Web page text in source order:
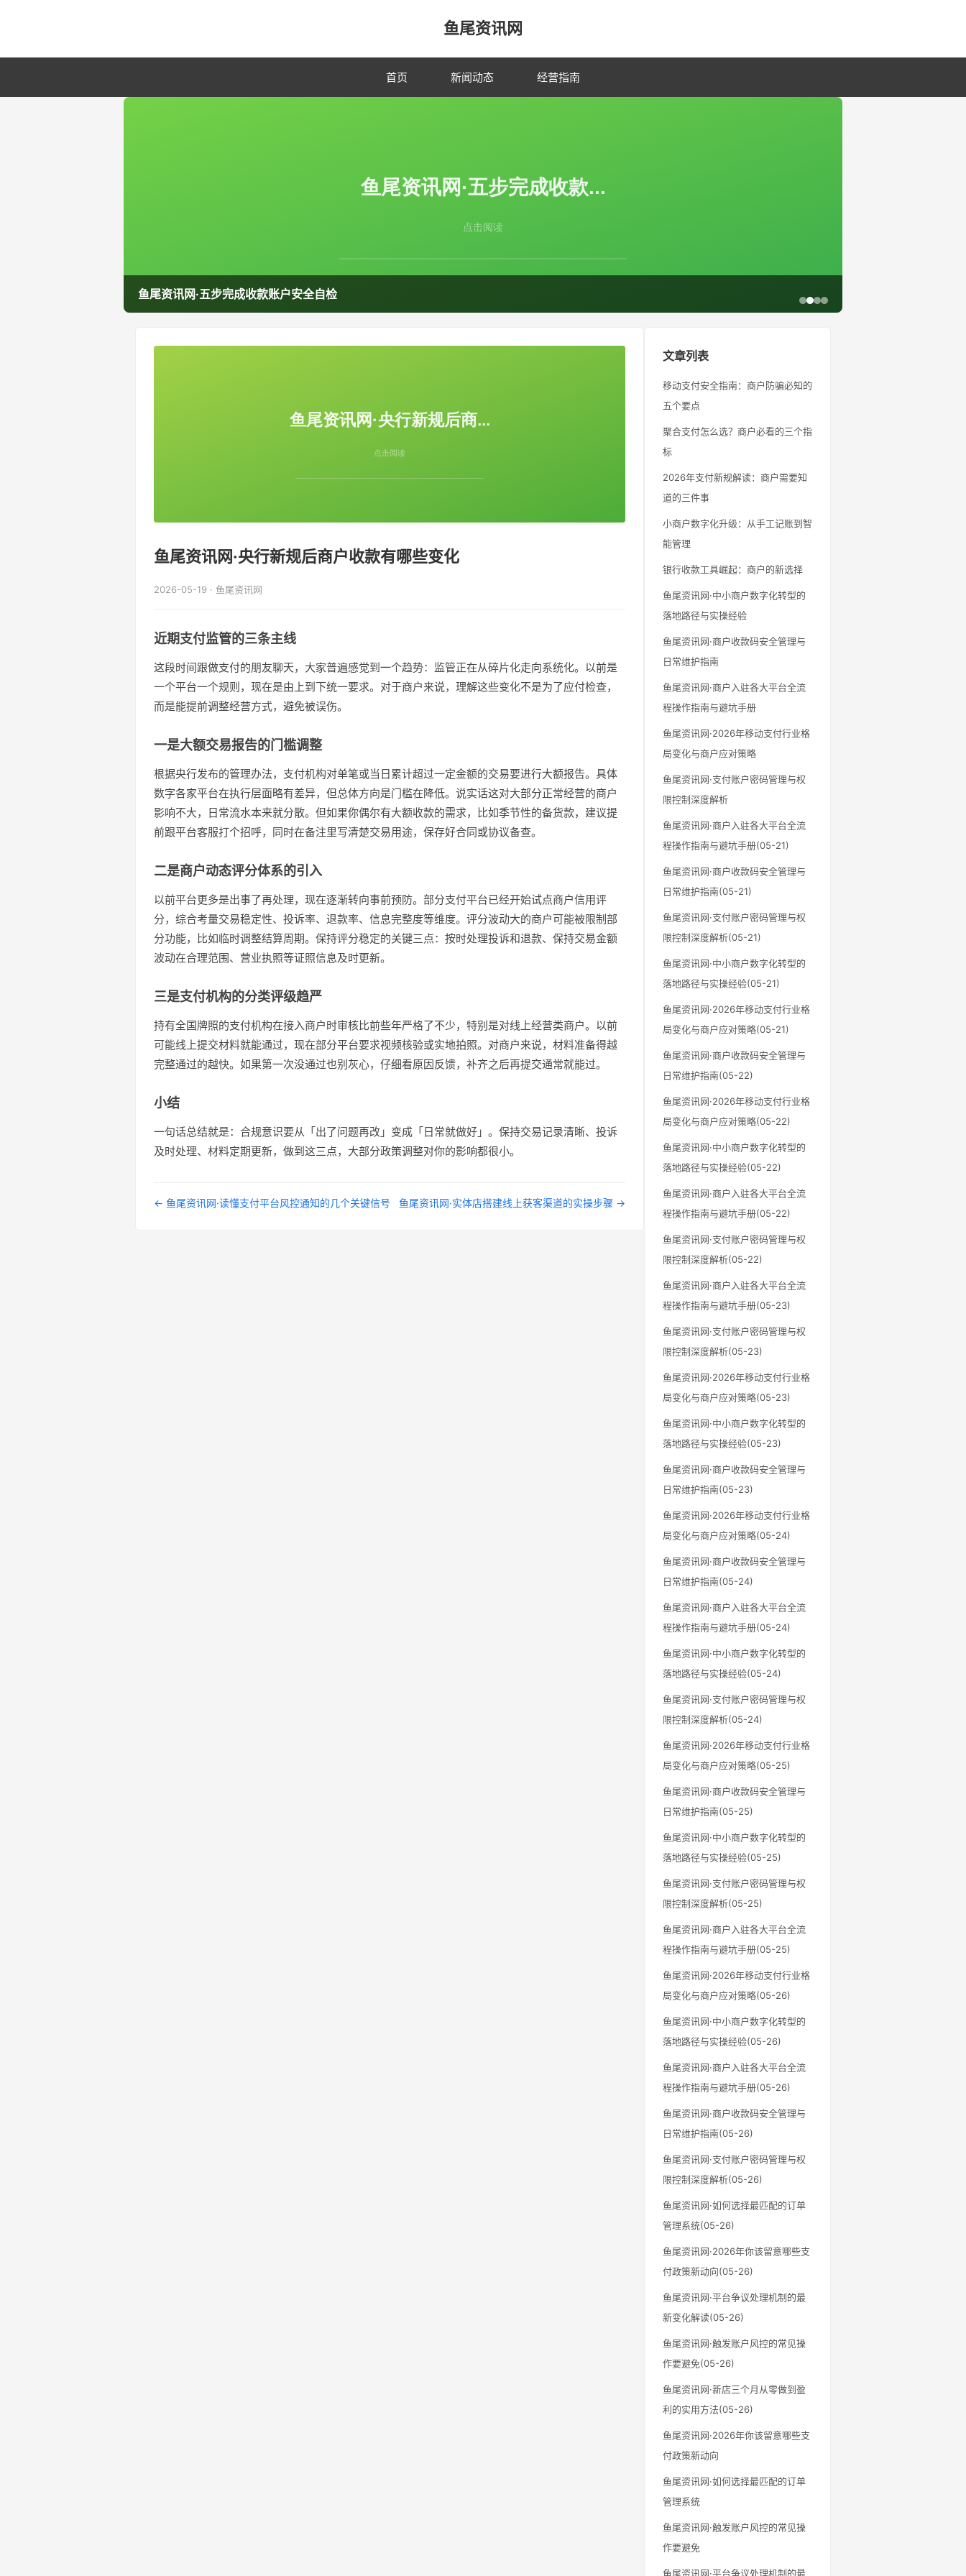
鱼尾资讯网
首页 新闻动态 经营指南
鱼尾资讯网·五步完成收款账户安全自检
鱼尾资讯网·央行新规后商户收款有哪些变化
2026-05-19 · 鱼尾资讯网
近期支付监管的三条主线
这段时间跟做支付的朋友聊天，大家普遍感觉到一个趋势：监管正在从碎片化走向系统化。以前是
一个平台一个规则，现在是由上到下统一要求。对于商户来说，理解这些变化不是为了应付检查，
而是能提前调整经营方式，避免被误伤。
一是大额交易报告的门槛调整
根据央行发布的管理办法，支付机构对单笔或当日累计超过一定金额的交易要进行大额报告。具体
数字各家平台在执行层面略有差异，但总体方向是门槛在降低。说实话这对大部分正常经营的商户
影响不大，日常流水本来就分散。但如果你偶尔有大额收款的需求，比如季节性的备货款，建议提
前跟平台客服打个招呼，同时在备注里写清楚交易用途，保存好合同或协议备查。
二是商户动态评分体系的引入
以前平台更多是出事了再处理，现在逐渐转向事前预防。部分支付平台已经开始试点商户信用评
分，综合考量交易稳定性、投诉率、退款率、信息完整度等维度。评分波动大的商户可能被限制部
分功能，比如临时调整结算周期。保持评分稳定的关键三点：按时处理投诉和退款、保持交易金额
波动在合理范围、营业执照等证照信息及时更新。
三是支付机构的分类评级趋严
持有全国牌照的支付机构在接入商户时审核比前些年严格了不少，特别是对线上经营类商户。以前
可能线上提交材料就能通过，现在部分平台要求视频核验或实地拍照。对商户来说，材料准备得越
完整通过的越快。如果第一次没通过也别灰心，仔细看原因反馈，补齐之后再提交通常就能过。
小结
一句话总结就是：合规意识要从「出了问题再改」变成「日常就做好」。保持交易记录清晰、投诉
及时处理、材料定期更新，做到这三点，大部分政策调整对你的影响都很小。
← 鱼尾资讯网·读懂支付平台风控通知的几个关键信号 鱼尾资讯网·实体店搭建线上获客渠道的实操步骤 →
文章列表
移动支付安全指南：商户防骗必知的
五个要点
聚合支付怎么选？商户必看的三个指
标
2026年支付新规解读：商户需要知
道的三件事
小商户数字化升级：从手工记账到智
能管理
银行收款工具崛起：商户的新选择
鱼尾资讯网·中小商户数字化转型的
落地路径与实操经验
鱼尾资讯网·商户收款码安全管理与
日常维护指南
鱼尾资讯网·商户入驻各大平台全流
程操作指南与避坑手册
鱼尾资讯网·2026年移动支付行业格
局变化与商户应对策略
鱼尾资讯网·支付账户密码管理与权
限控制深度解析
鱼尾资讯网·商户入驻各大平台全流
程操作指南与避坑手册(05-21)
鱼尾资讯网·商户收款码安全管理与
日常维护指南(05-21)
鱼尾资讯网·支付账户密码管理与权
限控制深度解析(05-21)
鱼尾资讯网·中小商户数字化转型的
落地路径与实操经验(05-21)
鱼尾资讯网·2026年移动支付行业格
局变化与商户应对策略(05-21)
鱼尾资讯网·商户收款码安全管理与
日常维护指南(05-22)
鱼尾资讯网·2026年移动支付行业格
局变化与商户应对策略(05-22)
鱼尾资讯网·中小商户数字化转型的
落地路径与实操经验(05-22)
鱼尾资讯网·商户入驻各大平台全流
程操作指南与避坑手册(05-22)
鱼尾资讯网·支付账户密码管理与权
限控制深度解析(05-22)
鱼尾资讯网·商户入驻各大平台全流
程操作指南与避坑手册(05-23)
鱼尾资讯网·支付账户密码管理与权
限控制深度解析(05-23)
鱼尾资讯网·2026年移动支付行业格
局变化与商户应对策略(05-23)
鱼尾资讯网·中小商户数字化转型的
落地路径与实操经验(05-23)
鱼尾资讯网·商户收款码安全管理与
日常维护指南(05-23)
鱼尾资讯网·2026年移动支付行业格
局变化与商户应对策略(05-24)
鱼尾资讯网·商户收款码安全管理与
日常维护指南(05-24)
鱼尾资讯网·商户入驻各大平台全流
程操作指南与避坑手册(05-24)
鱼尾资讯网·中小商户数字化转型的
落地路径与实操经验(05-24)
鱼尾资讯网·支付账户密码管理与权
限控制深度解析(05-24)
鱼尾资讯网·2026年移动支付行业格
局变化与商户应对策略(05-25)
鱼尾资讯网·商户收款码安全管理与
日常维护指南(05-25)
鱼尾资讯网·中小商户数字化转型的
落地路径与实操经验(05-25)
鱼尾资讯网·支付账户密码管理与权
限控制深度解析(05-25)
鱼尾资讯网·商户入驻各大平台全流
程操作指南与避坑手册(05-25)
鱼尾资讯网·2026年移动支付行业格
局变化与商户应对策略(05-26)
鱼尾资讯网·中小商户数字化转型的
落地路径与实操经验(05-26)
鱼尾资讯网·商户入驻各大平台全流
程操作指南与避坑手册(05-26)
鱼尾资讯网·商户收款码安全管理与
日常维护指南(05-26)
鱼尾资讯网·支付账户密码管理与权
限控制深度解析(05-26)
鱼尾资讯网·如何选择最匹配的订单
管理系统(05-26)
鱼尾资讯网·2026年你该留意哪些支
付政策新动向(05-26)
鱼尾资讯网·平台争议处理机制的最
新变化解读(05-26)
鱼尾资讯网·触发账户风控的常见操
作要避免(05-26)
鱼尾资讯网·新店三个月从零做到盈
利的实用方法(05-26)
鱼尾资讯网·2026年你该留意哪些支
付政策新动向
鱼尾资讯网·如何选择最匹配的订单
管理系统
鱼尾资讯网·触发账户风控的常见操
作要避免
鱼尾资讯网·平台争议处理机制的最